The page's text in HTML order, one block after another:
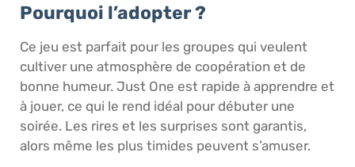
Pourquoi l’adopter ?
Ce jeu est parfait pour les groupes qui veulent
cultiver une atmosphère de coopération et de
bonne humeur. Just One est rapide à apprendre et
à jouer, ce qui le rend idéal pour débuter une
soirée. Les rires et les surprises sont garantis,
alors même les plus timides peuvent s’amuser.